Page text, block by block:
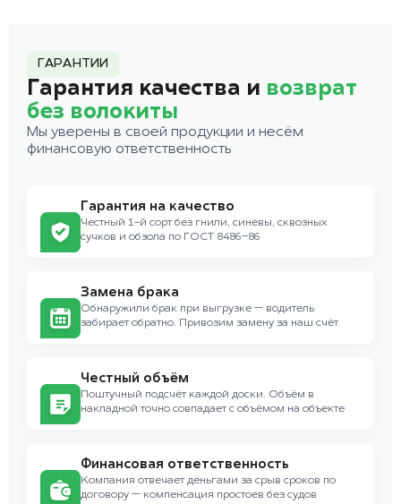
ГАРАНТИИ
Гарантия качества и возврат
без волокиты
Мы уверены в своей продукции и несём
финансовую ответственность
Гарантия на качество
Честный 1-й сорт без гнили, синевы, сквозных
сучков и обзола по ГОСТ 8486–86
Замена брака
Обнаружили брак при выгрузке — водитель
забирает обратно. Привозим замену за наш счёт
Честный объём
Поштучный подсчёт каждой доски. Объём в
накладной точно совпадает с объёмом на объекте
Финансовая ответственность
Компания отвечает деньгами за срыв сроков по
договору — компенсация простоев без судов